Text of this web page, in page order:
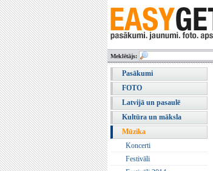
Meklētājs:
Pasākumi
FOTO
Latvijā un pasaulē
Kultūra un māksla
Mūzika
Koncerti
Festivāli